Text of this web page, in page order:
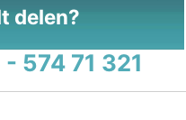
delen?
574 71 321